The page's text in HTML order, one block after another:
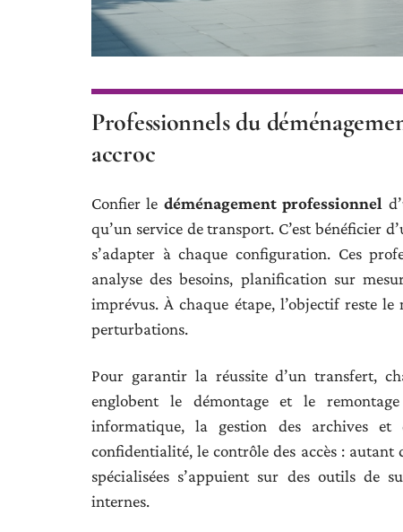
Professionnels du
accroc
Confier le déménagement professionnel
qu’un service de transport. C’est bénéficier
s’adapter à chaque configuration. Ces
analyse des besoins, planification sur
imprévus. À chaque étape, l’objectif reste
perturbations.
Pour garantir la réussite d’un transfert,
englobent le démontage et le
informatique, la gestion des archives et
confidentialité, le contrôle des accès : autant
spécialisées s’appuient sur des outils de
internes.